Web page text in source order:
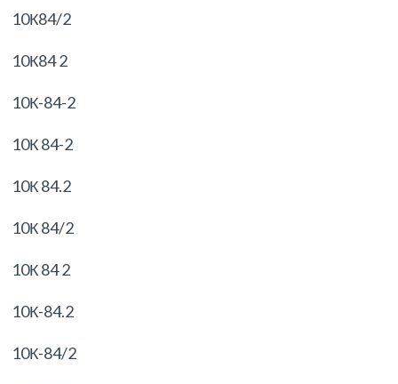
10К84/2
10К84 2
10К-84-2
10К 84-2
10К 84.2
10К 84/2
10К 84 2
10К-84.2
10К-84/2